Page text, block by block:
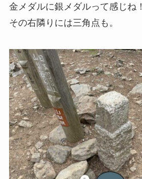
金メダルに銀メダルって感じね！
その右隣りには三角点も。